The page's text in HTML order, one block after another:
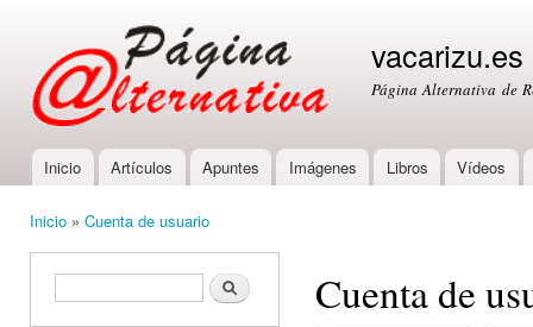
vacarizu.es
Página Alternativa de
Main menu
Inicio Artículos Apuntes Imágenes Libros Vídeos
Inicio » Cuenta de usuario
Formulario de búsquedaBuscar Cuenta de